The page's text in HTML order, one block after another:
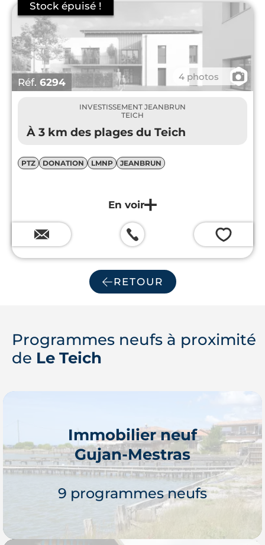
Réf. 6294 4 photos 📷
INVESTISSEMENT JEANBRUN
TEICH
À 3 km des plages du Teich
PTZ DONATION LMNP JEANBRUN
💗
RETOUR
Programmes neufs à proximité
de Le Teich
Immobilier neuf
Gujan-Mestras
9 programmes neufs